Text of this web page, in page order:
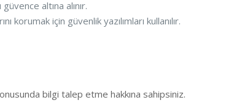
altına alınır.
korumak için güvenlik yazılımları kullanılır.
bilgi talep etme hakkına sahipsiniz.